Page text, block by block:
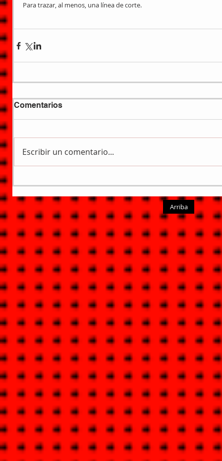
Para trazar, al menos, una línea de corte.
Comentarios
Escribir un comentario...
Arriba